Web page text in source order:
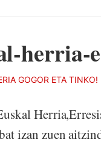
herria-
GOGOR ETA TINKO!
izan zuen